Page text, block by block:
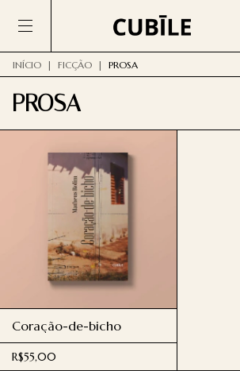
INÍCIO | FICÇÃO | PROSA
PROSA
Coração-de-bicho
R$55,00